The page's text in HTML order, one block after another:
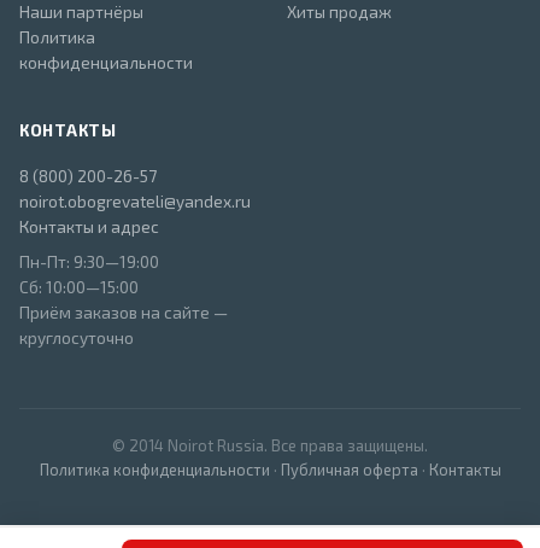
Наши партнёры
Политика
конфиденциальности
Хиты продаж
КОНТАКТЫ
8 (800) 200-26-57
noirot.obogrevateli@yandex.ru
Контакты и адрес
Пн-Пт: 9:30—19:00
Сб: 10:00—15:00
Приём заказов на сайте —
круглосуточно
© 2014 Noirot Russia. Все права защищены.
Политика конфиденциальности · Публичная оферта · Контакты